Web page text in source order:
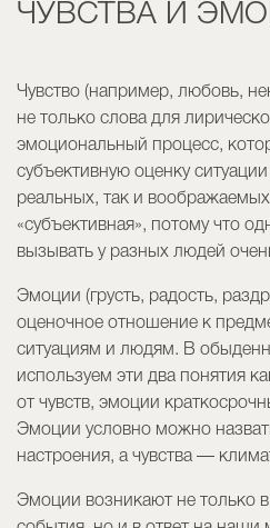
ЧУВСТВА И
Чувство (например, любовь,
не только слова для
эмоциональный процесс,
субъективную оценку
реальных, так и
«субъективная», потому что
вызывать у разных людей
Эмоции (грусть, радость,
оценочное отношение к
ситуациям и людям. В
используем эти два понятия
от чувств, эмоции
Эмоции условно можно
настроения, а чувства —
Эмоции возникают не только